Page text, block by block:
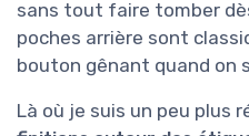
sans tout faire tomber
poches arrière sont
bouton gênant quand on
Là où je suis un peu plus